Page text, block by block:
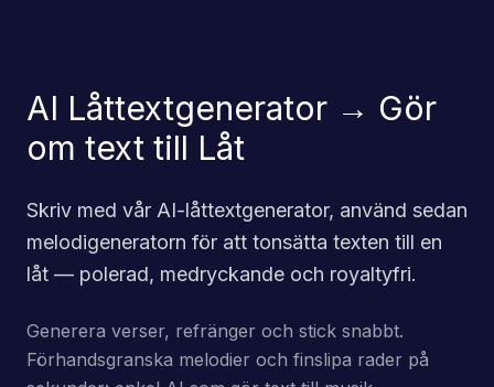
AI Låttextgenerator → Gör
om text till Låt
Skriv med vår AI-låttextgenerator, använd sedan
melodigeneratorn för att tonsätta texten till en
låt — polerad, medryckande och royaltyfri.
Generera verser, refränger och stick snabbt.
Förhandsgranska melodier och finslipa rader på